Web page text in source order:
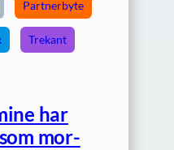
Partnerbyte
Trekant
har
mor-